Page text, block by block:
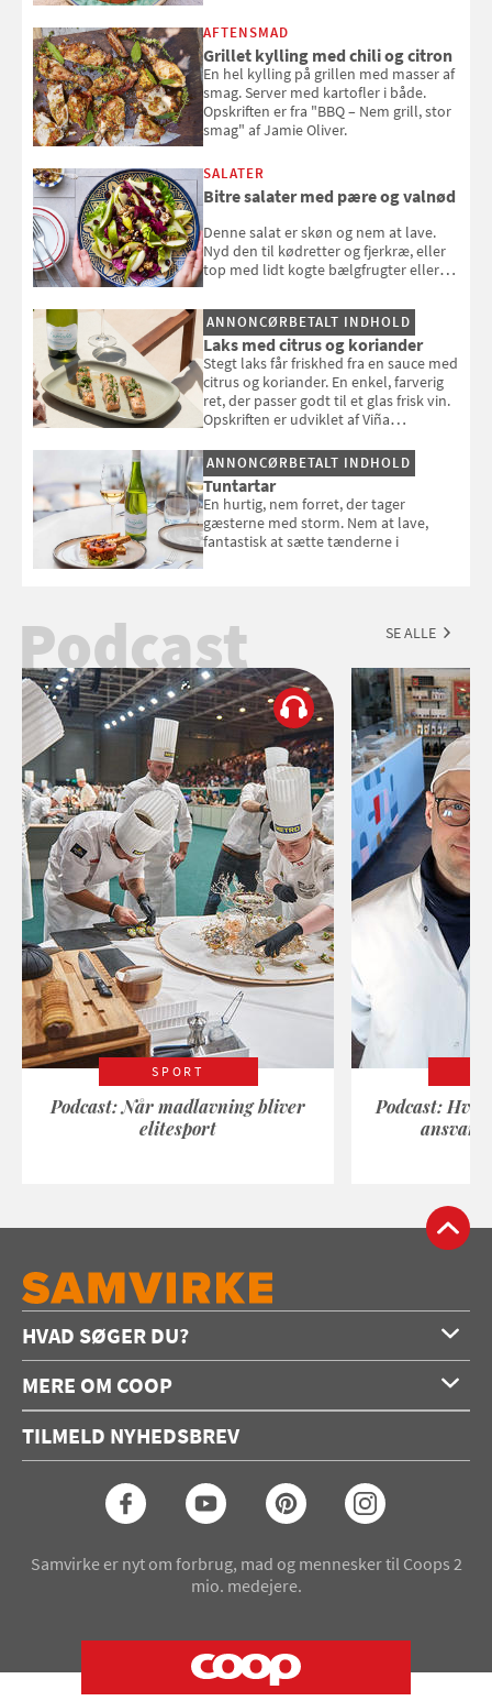
AFTENSMAD
Grillet kylling med chili og citron
En hel kylling på grillen med masser af
smag. Server med kartofler i både.
Opskriften er fra "BBQ – Nem grill, stor
smag" af Jamie Oliver.
SALATER
Bitre salater med pære og valnød
Denne salat er skøn og nem at lave.
Nyd den til kødretter og fjerkræ, eller
top med lidt kogte bælgfrugter eller
selvstændigt måltid. Opskriften er fra
Louisa Lorangs kogebog "Salat".
ANNONCØRBETALT INDHOLD
Laks med citrus og koriander
Stegt laks får friskhed fra en sauce med
citrus og koriander. En enkel, farverig
ret, der passer godt til et glas frisk vin.
Opskriften er udviklet af Viña
ANNONCØRBETALT INDHOLD
Tuntartar
En hurtig, nem forret, der tager
gæsterne med storm. Nem at lave,
fantastisk at sætte tænderne i
Podcast SE ALLE
SPORT
Podcast: Når madlavning bliver
elitesport
Podcast:
HVAD SØGER DU?
Opskrifter
Konkurrencer
Seneste Samvirke-magasin
MERE OM COOP
Annoncering
Coop medlem
TILMELD NYHEDSBREV
Samvirke er nyt om forbrug, mad og mennesker til Coops 2
mio. medejere.